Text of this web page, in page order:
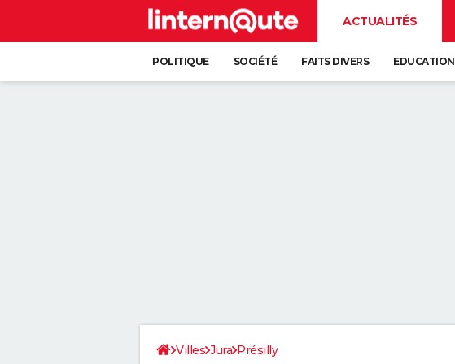
ACTUALITÉS
POLITIQUE SOCIÉTÉ FAITS DIVERS EDUCATION
Villes Jura Présilly